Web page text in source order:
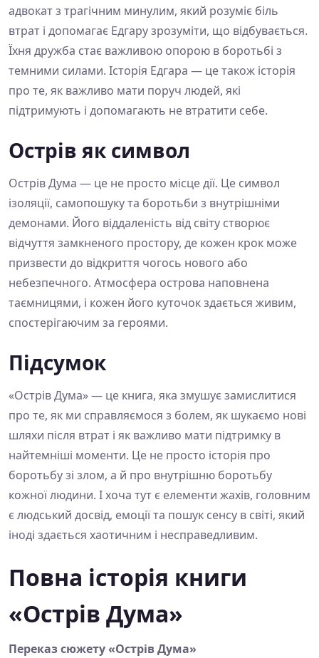
адвокат з трагічним минулим, який розуміє біль
втрат і допомагає Едгару зрозуміти, що відбувається.
Їхня дружба стає важливою опорою в боротьбі з
темними силами. Історія Едгара — це також історія
про те, як важливо мати поруч людей, які
підтримують і допомагають не втратити себе.
Острів як символ
Острів Дума — це не просто місце дії. Це символ
ізоляції, самопошуку та боротьби з внутрішніми
демонами. Його віддаленість від світу створює
відчуття замкненого простору, де кожен крок може
призвести до відкриття чогось нового або
небезпечного. Атмосфера острова наповнена
таємницями, і кожен його куточок здається живим,
спостерігаючим за героями.
Підсумок
«Острів Дума» — це книга, яка змушує замислитися
про те, як ми справляємося з болем, як шукаємо нові
шляхи після втрат і як важливо мати підтримку в
найтемніші моменти. Це не просто історія про
боротьбу зі злом, а й про внутрішню боротьбу
кожної людини. І хоча тут є елементи жахів, головним
є людський досвід, емоції та пошук сенсу в світі, який
іноді здається хаотичним і несправедливим.
Повна історія книги
«Острів Дума»
Переказ сюжету «Острів Дума»